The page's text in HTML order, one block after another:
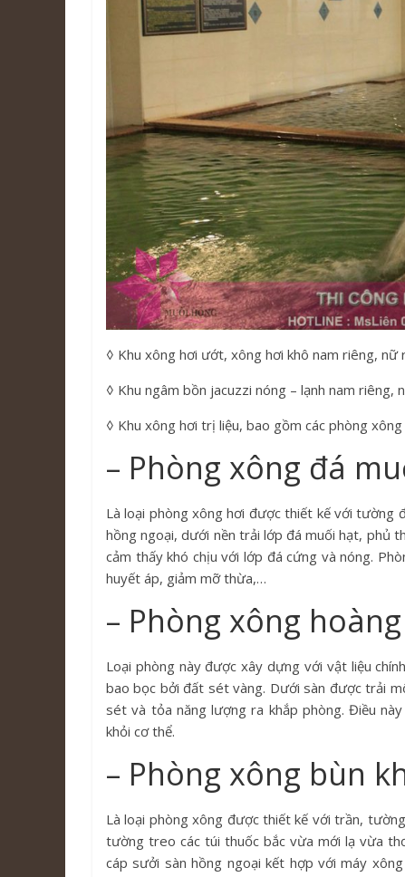
◊ Khu xông hơi ướt, xông hơi khô nam riêng, nữ
◊ Khu ngâm bồn jacuzzi nóng – lạnh nam riêng,
◊ Khu xông hơi trị liệu, bao gồm các phòng xông
– Phòng xông đá
Là loại phòng xông hơi được thiết kế với tường
hồng ngoại, dưới nền trải lớp đá muối hạt, phủ
cảm thấy khó chịu với lớp đá cứng và nóng.
huyết áp, giảm mỡ thừa,…
– Phòng xông
Loại phòng này được xây dựng với vật liệu
bao bọc bởi đất sét vàng. Dưới sàn được trải
sét và tỏa năng lượng ra khắp phòng. Điều
khỏi cơ thể.
– Phòng xông bùn
Là loại phòng xông được thiết kế với trần,
tường treo các túi thuốc bắc vừa mới lạ vừa
cáp sưởi sàn hồng ngoại kết hợp với máy